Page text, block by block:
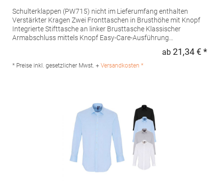
Schulterklappen (PW715) nicht im Lieferumfang enthalten
Verstärkter Kragen Zwei Fronttaschen in Brusthöhe mit Knopf
Integrierte Stifttasche an linker Brusttasche Klassischer
Armabschluss mittels Knopf Easy-Care-Ausführung
Produktsicherheit: Herst.-Nr.: PR210Hersteller: Premier Clothing
ab 21,34 € *
* Preise inkl. gesetzlicher Mwst. + Versandkosten *